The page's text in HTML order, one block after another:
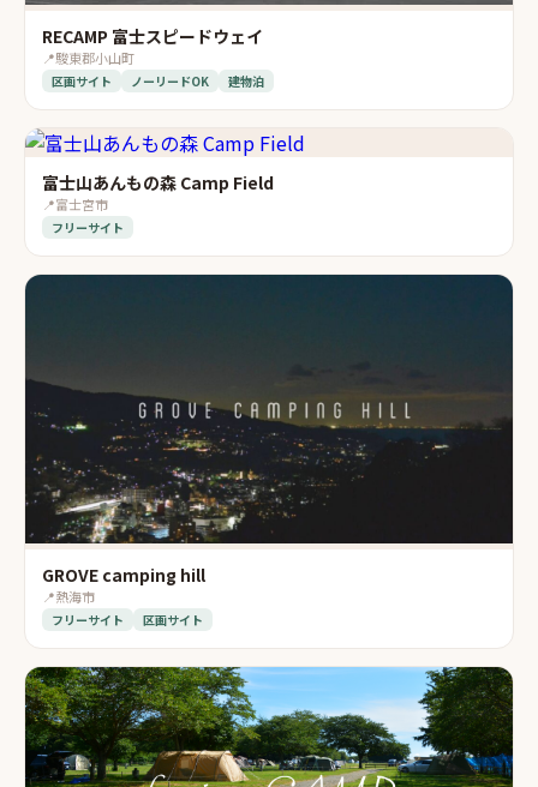
RECAMP 富士スピードウェイ
📍駿東郡小山町
区画サイト ノーリードOK 建物泊
富士山あんもの森 Camp Field
📍富士宮市
フリーサイト
GROVE camping hill
📍熱海市
フリーサイト 区画サイト